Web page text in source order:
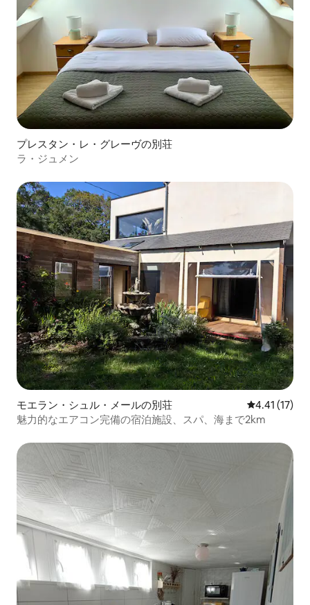
プレスタン・レ・グレーヴの別荘
ラ・ジュメン
モエラン・シュル・メールの別荘 レビュー17
4.41 (17)
魅力的なエアコン完備の宿泊施設、スパ、海まで2km